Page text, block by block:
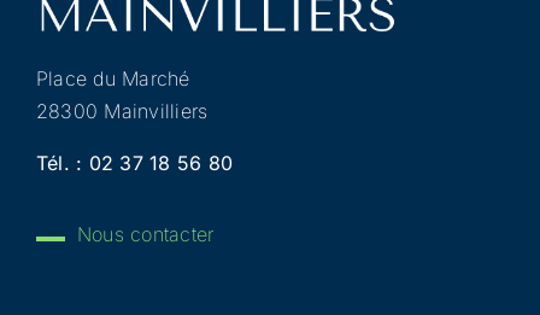
Place du Marché
28300 Mainvilliers
Tél. : 02 37 18 56 80
Nous contacter